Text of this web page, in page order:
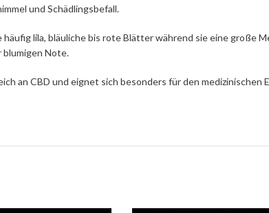
und Schädlingsbefall.
lila, bläuliche bis rote Blätter während sie eine große
blumigen Note.
an CBD und eignet sich besonders für den medizinischen